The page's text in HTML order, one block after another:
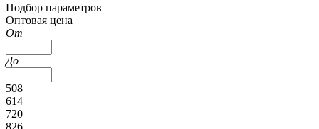
Подбор параметров
Оптовая цена
От
До
508
614
720
826